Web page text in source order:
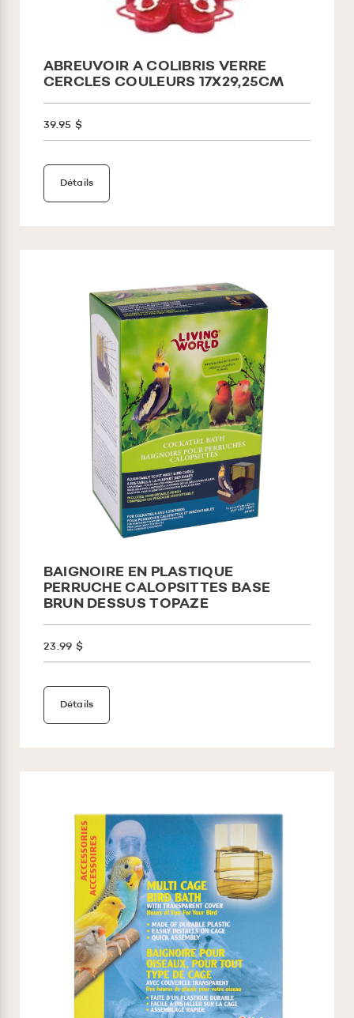
ABREUVOIR A COLIBRIS VERRE
CERCLES COULEURS 17X29,25CM
39.95 $
Détails
BAIGNOIRE EN PLASTIQUE
PERRUCHE CALOPSITTES BASE
BRUN DESSUS TOPAZE
23.99 $
Détails